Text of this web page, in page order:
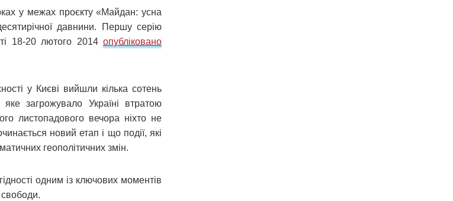
у межах проєкту «Майдан: усна
давнини. Першу серію
18-20 лютого 2014 опубліковано
у Києві вийшли кілька сотень
загрожувало Україні втратою
листопадового вечора ніхто не
новий етап і що події, які
геополітичних змін.
одним із ключових моментів
свободи.